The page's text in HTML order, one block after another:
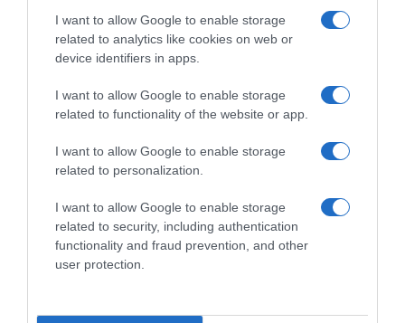
I want to allow Google to enable storage
related to analytics like cookies on web or
device identifiers in apps.
I want to allow Google to enable storage
related to functionality of the website or app.
I want to allow Google to enable storage
related to personalization.
I want to allow Google to enable storage
related to security, including authentication
functionality and fraud prevention, and other
user protection.
ΔΙΕΘΝΗ
Ο τυφώνας Μελίσσα πλήττει την Κούβα με
καταστροφές στην Τζαμάικα (βίντεο)
Πρόκειται για ένας από τους ισχυρότερους τυφώνες
στον Ατλαντικό
29.10.2025 - 10:31